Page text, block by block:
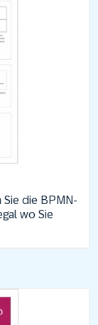
Sie die BPMN-
wo Sie